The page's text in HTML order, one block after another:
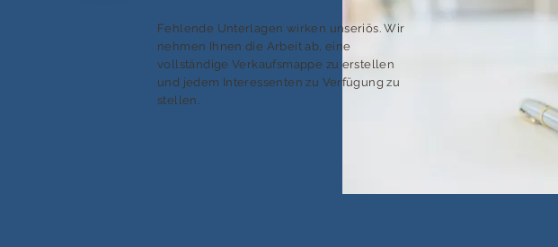
Fehlende Unterlagen wirken unseriös. Wir
nehmen Ihnen die Arbeit ab, eine
vollständige Verkaufsmappe zu erstellen
und jedem Interessenten zu Verfügung zu
stellen.